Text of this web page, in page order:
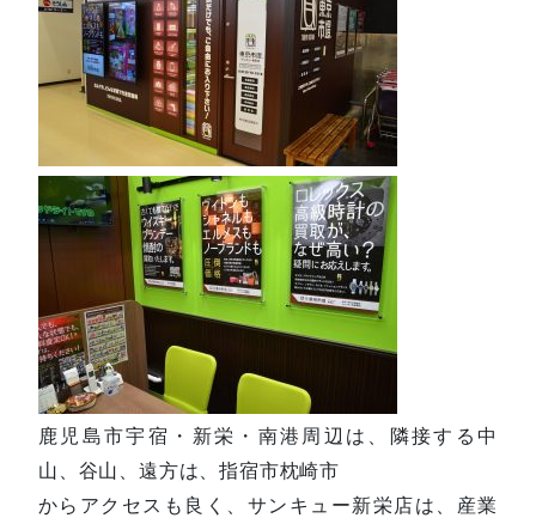
鹿児島市宇宿・新栄・南港周辺は、隣接する中
山、谷山、遠方は、指宿市枕崎市
からアクセスも良く、サンキュー新栄店は、産業